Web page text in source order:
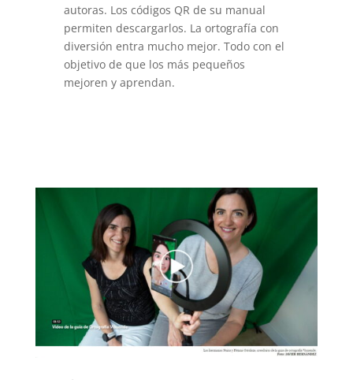
autoras. Los códigos QR de su manual
permiten descargarlos. La ortografía con
diversión entra mucho mejor. Todo con el
objetivo de que los más pequeños
mejoren y aprendan.